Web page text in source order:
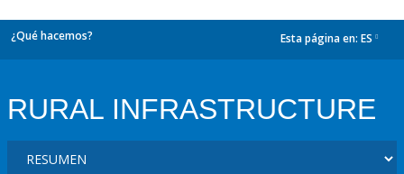
¿Qué hacemos? Esta página en: ES
RURAL INFRASTRUCTURE